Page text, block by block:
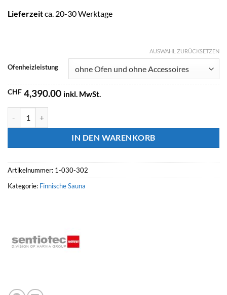
Lieferzeitca. 20-30 Werktage
Ofenheizleistung
AUSWAHL ZURÜCKSETZEN
CHF 4,390.00 inkl. MwSt.
IN DEN WARENKORB
Artikelnummer: 1-030-302
Kategorie: Finnische Sauna